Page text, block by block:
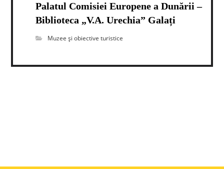
Palatul Comisiei Europene a Dunării –
Biblioteca „V.A. Urechia” Galați
Muzee și obiective turistice